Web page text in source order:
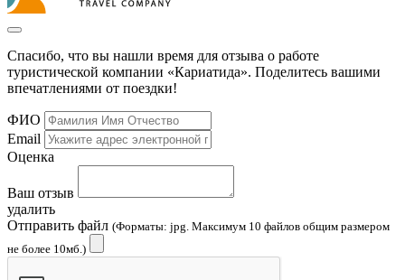
Спасибо, что вы нашли время для отзыва о работе
туристической компании «Кариатида». Поделитесь вашими
впечатлениями от поездки!
ФИО
Email
Оценка
Ваш отзыв
удалить
Отправить файл (Форматы: jpg. Максимум 10 файлов общим размером
не более 10мб.)